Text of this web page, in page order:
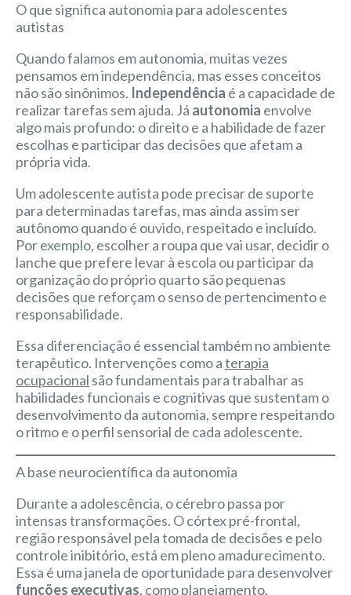
O que significa autonomia para adolescentes
autistas
Quando falamos em autonomia, muitas vezes
pensamos em independência, mas esses conceitos
não são sinônimos. Independência é a capacidade de
realizar tarefas sem ajuda. Já autonomia envolve
algo mais profundo: o direito e a habilidade de fazer
escolhas e participar das decisões que afetam a
própria vida.
Um adolescente autista pode precisar de suporte
para determinadas tarefas, mas ainda assim ser
autônomo quando é ouvido, respeitado e incluído.
Por exemplo, escolher a roupa que vai usar, decidir o
lanche que prefere levar à escola ou participar da
organização do próprio quarto são pequenas
decisões que reforçam o senso de pertencimento e
responsabilidade.
Essa diferenciação é essencial também no ambiente
terapêutico. Intervenções como aterapia
ocupacional são fundamentais para trabalhar as
habilidades funcionais e cognitivas que sustentam o
desenvolvimento da autonomia, sempre respeitando
o ritmo e o perfil sensorial de cada adolescente.
A base neurocientífica da autonomia
Durante a adolescência, o cérebro passa por
intensas transformações. O córtex pré-frontal,
região responsável pela tomada de decisões e pelo
controle inibitório, está em pleno amadurecimento.
Essa é uma janela de oportunidade para desenvolver
funções executivas, como planejamento,